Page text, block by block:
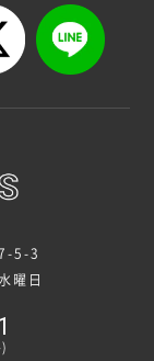
5-3
曜日